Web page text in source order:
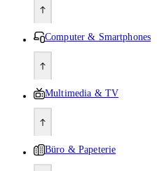
Computer & Smartphones
Multimedia & TV
Büro & Papeterie